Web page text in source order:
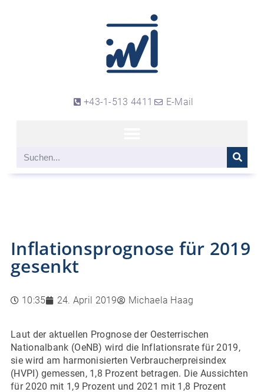
+43-1-513 4411 E-Mail
Inflationsprognose für 2019
gesenkt
10:35 24. April 2019 Michaela Haag
Laut der aktuellen Prognose der Oesterrischen
Nationalbank (OeNB) wird die Inflationsrate für 2019,
sie wird am harmonisierten Verbraucherpreisindex
(HVPI) gemessen, 1,8 Prozent betragen. Die Aussichten
für 2020 mit 1,9 Prozent und 2021 mit 1,8 Prozent